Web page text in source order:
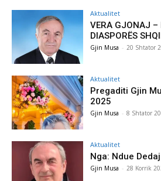
Aktualitet
VERA GJONAJ –
DIASPORËS
Gjin Musa - 20 Shtator
Aktualitet
Pregaditi Gjin
2025
Gjin Musa - 8 Shtator
Aktualitet
Nga: Ndue Dedaj
Gjin Musa - 28 Korrik